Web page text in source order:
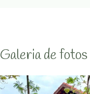
Galeria de fotos